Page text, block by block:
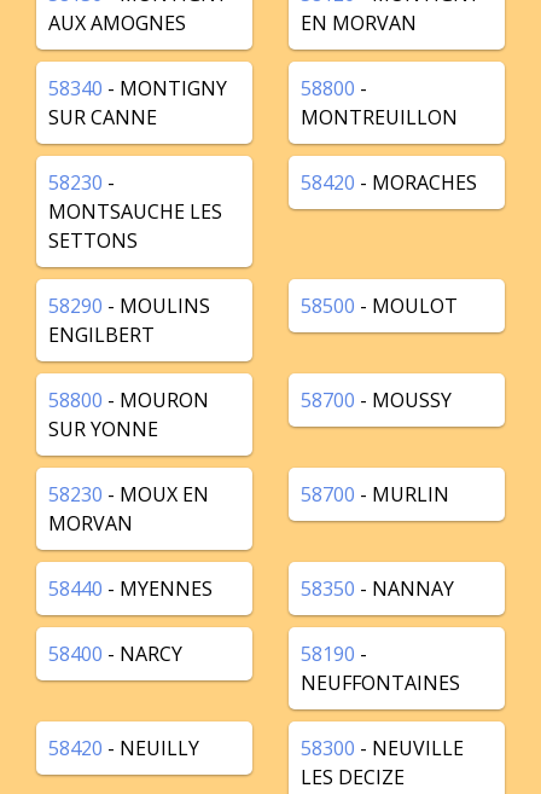
AUX AMOGNES
EN MORVAN
58340 - MONTIGNY
SUR CANNE
58800 -
MONTREUILLON
58230 -
MONTSAUCHE LES
SETTONS
58420 - MORACHES
58290 - MOULINS
ENGILBERT
58500 - MOULOT
58800 - MOURON
SUR YONNE
58700 - MOUSSY
58230 - MOUX EN
MORVAN
58700 - MURLIN
58440 - MYENNES 58350 - NANNAY
58400 - NARCY 58190 -
NEUFFONTAINES
58420 - NEUILLY 58300 - NEUVILLE
LES DECIZE